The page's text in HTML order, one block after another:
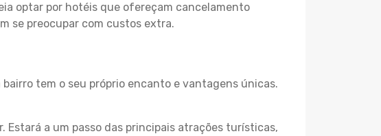
optar por hotéis que ofereçam cancelamento
se preocupar com custos extra.
tem o seu próprio encanto e vantagens únicas.
Estará a um passo das principais atrações turísticas,